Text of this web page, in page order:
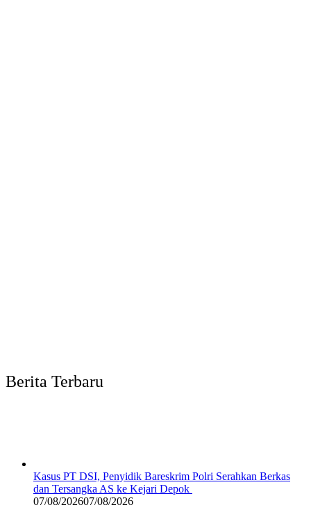
Berita Terbaru
Kasus PT DSI, Penyidik Bareskrim Polri Serahkan Berkas
dan Tersangka AS ke Kejari Depok
07/08/202607/08/2026